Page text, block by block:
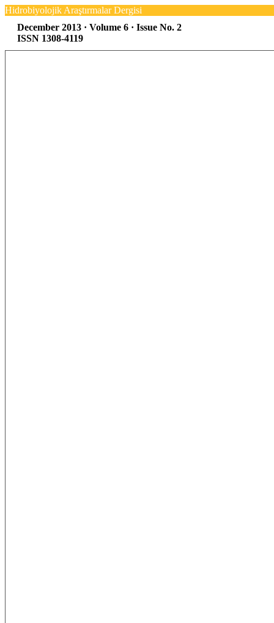
Hidrobiyolojik Araştırmalar Dergisi
December 2013 · Volume 6 · Issue No. 2
ISSN 1308-4119